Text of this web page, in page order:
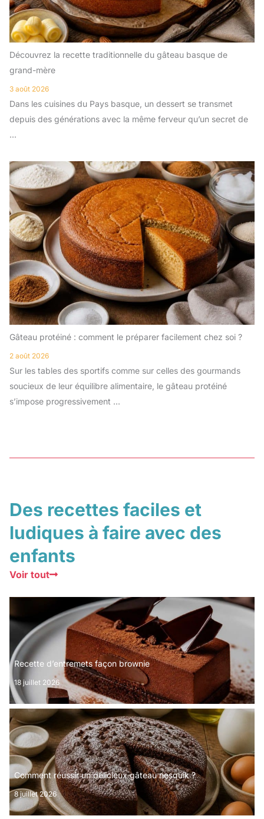
Découvrez la recette traditionnelle du gâteau basque de
grand-mère
3 août 2026
Dans les cuisines du Pays basque, un dessert se transmet
depuis des générations avec la même ferveur qu’un secret de
...
Gâteau protéiné : comment le préparer facilement chez soi ?
2 août 2026
Sur les tables des sportifs comme sur celles des gourmands
soucieux de leur équilibre alimentaire, le gâteau protéiné
s’impose progressivement ...
Des recettes faciles et
ludiques à faire avec des
enfants
Voir tout
Recette d’entremets façon brownie
18 juillet 2026
Comment réussir un délicieux gâteau nesquik ?
8 juillet 2026